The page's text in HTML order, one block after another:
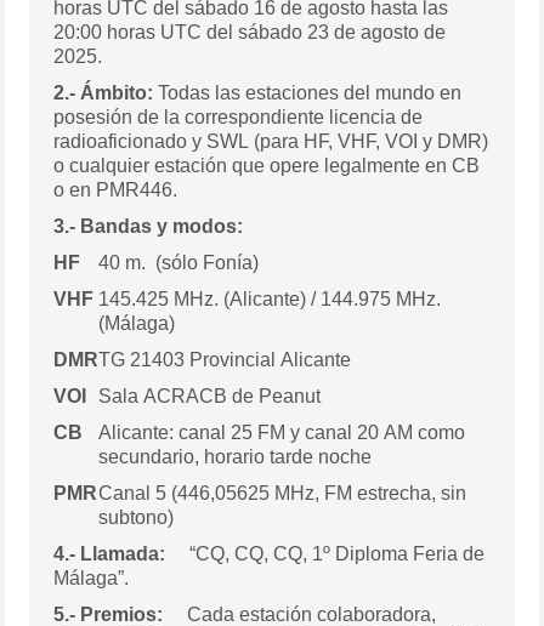
horas UTC del sábado 16 de agosto hasta las
20:00 horas UTC del sábado 23 de agosto de
2025.
2.- Ámbito:Todas las estaciones del mundo en
posesión de la correspondiente licencia de
radioaficionado y SWL (para HF, VHF, VOI y DMR)
o cualquier estación que opere legalmente en CB
o en PMR446.
3.- Bandas y modos:
HF
40 m. (sólo Fonía)
VHF 145.425 MHz. (Alicante) / 144.975 MHz.
(Málaga)
DMRTG 21403 Provincial Alicante
VOI
Sala ACRACB de Peanut
CB
Alicante: canal 25 FM y canal 20 AM como
secundario, horario tarde noche
PMRCanal 5 (446,05625 MHz, FM estrecha, sin
subtono)
4.- Llamada: “CQ, CQ, CQ, 1º Diploma Feria de
Málaga”.
5.- Premios: Cada estación colaboradora,